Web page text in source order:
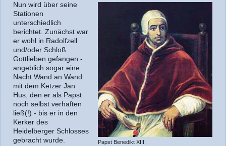
Papst Benedikt XIII.
Nun wird über seine
Stationen
unterschiedlich
berichtet. Zunächst war
er wohl in Radolfzell
und/oder Schloß
Gottlieben gefangen -
angeblich sogar eine
Nacht Wand an Wand
mit dem Ketzer Jan
Hus, den er als Papst
noch selbst verhaften
ließ(!) - bis er in den
Kerker des
Heidelberger Schlosses
gebracht wurde.